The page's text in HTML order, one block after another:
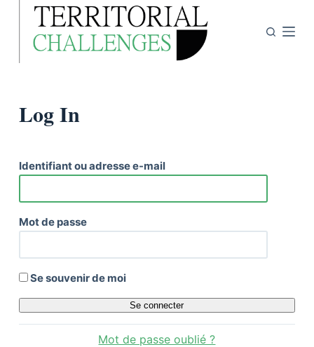
a
c
o
n
e
u
Log In
Identifiant ou adresse e-mail
Mot de passe
Se souvenir de moi
Mot de passe oublié ?